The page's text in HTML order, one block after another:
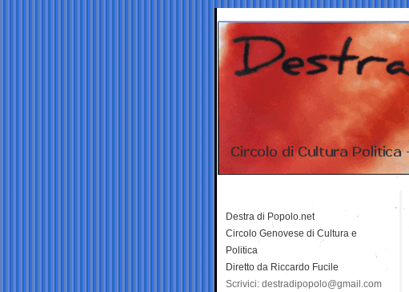
Destra di Popolo.net
Circolo Genovese di Cultura e
Politica
Diretto da Riccardo Fucile
Scrivici: destradipopolo@gmail.com